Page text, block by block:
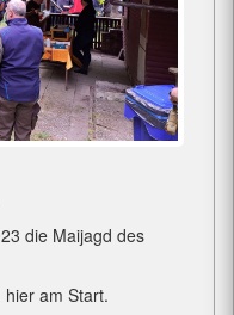
die Maijagd des
am Start.